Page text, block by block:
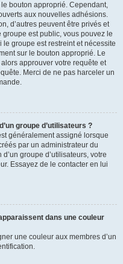
bouton approprié. Cependant,
aux nouvelles adhésions.
d’autres peuvent être privés et
groupe est public, vous pouvez le
groupe est restreint et nécessite
sur le bouton approprié. Le
approuver votre requête et
Merci de ne pas harceler un
groupe d’utilisateurs ?
généralement assigné lorsque
par un administrateur du
groupe d’utilisateurs, votre
Essayez de le contacter en lui
dans une couleur
une couleur aux membres d’un